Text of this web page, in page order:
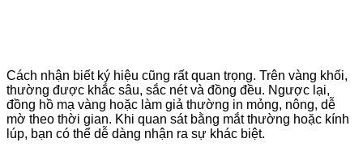
Cách nhận biết ký hiệu cũng rất quan trọng. Trên vàng khối,
thường được khắc sâu, sắc nét và đồng đều. Ngược lại,
đồng hồ mạ vàng hoặc làm giả thường in mỏng, nông, dễ
mờ theo thời gian. Khi quan sát bằng mắt thường hoặc kính
lúp, bạn có thể dễ dàng nhận ra sự khác biệt.